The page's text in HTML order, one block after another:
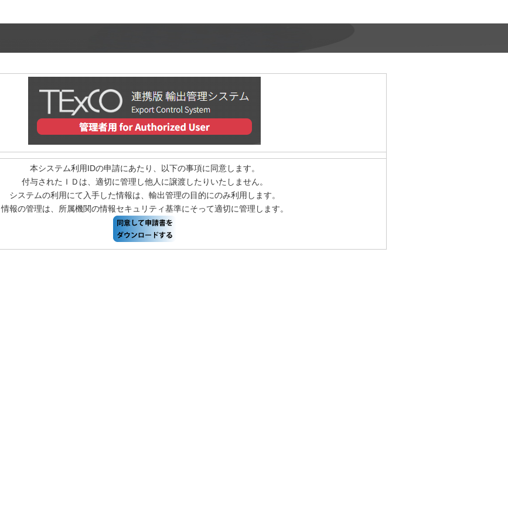
本システム利用IDの申請にあたり、以下の事項に同意します。
付与されたＩＤは、適切に管理し他人に譲渡したりいたしません。
システムの利用にて入手した情報は、輸出管理の目的にのみ利用します。
情報の管理は、所属機関の情報セキュリティ基準にそって適切に管理します。